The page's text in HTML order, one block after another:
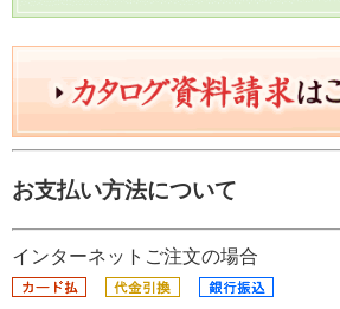
お支払い方法について
インターネットご注文の場合